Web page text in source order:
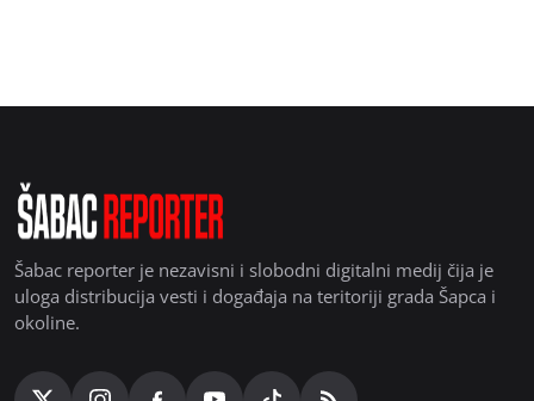
Šabac reporter je nezavisni i slobodni digitalni medij čija je
uloga distribucija vesti i događaja na teritoriji grada Šapca i
okoline.